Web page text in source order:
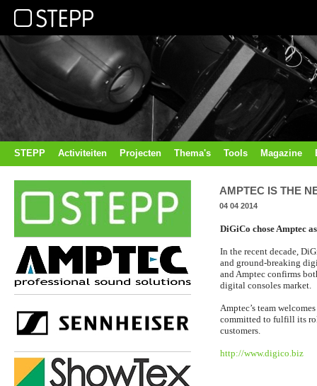
STEPP Activiteiten Projecten Thema's Tools Magazine
AMPTEC IS THE
04 04 2014
DiGiCo chose Amptec
In the recent decade,
and ground-breaking
and Amptec confirms
digital consoles market.
Amptec’s team
committed to fulfill its
customers.
http://www.digico.biz